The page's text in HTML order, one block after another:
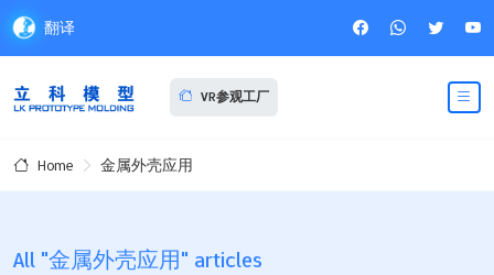
翻译
VR参观工厂
Home 金属外壳应用
All "金属外壳应用" articles